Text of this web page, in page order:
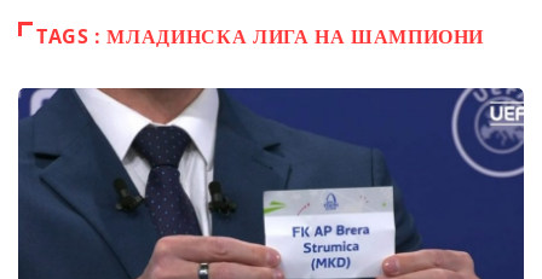
TAGS : МЛАДИНСКА ЛИГА НА ШАМПИОНИ